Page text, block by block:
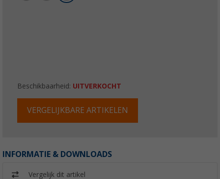
Beschikbaarheid: UITVERKOCHT
VERGELIJKBARE ARTIKELEN
INFORMATIE & DOWNLOADS
Vergelijk dit artikel